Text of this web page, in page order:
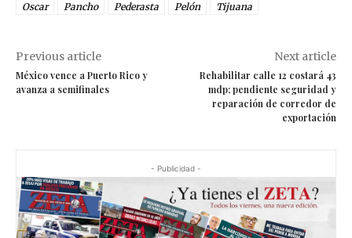
Oscar
Pancho Pederasta Pelón Tijuana
Previous article
México vence a Puerto Rico y
avanza a semifinales
Next article
Rehabilitar calle 12 costará 43
mdp; pendiente seguridad y
reparación de corredor de
exportación
- Publicidad -